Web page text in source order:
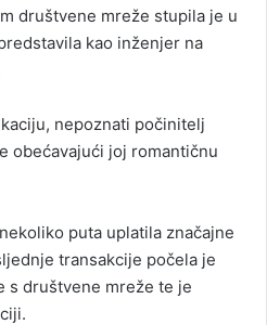
društvene mreže stupila je u
kao inženjer na
nepoznati počinitelj
obećavajući joj romantičnu
puta uplatila značajne
transakcije počela je
s društvene mreže te je